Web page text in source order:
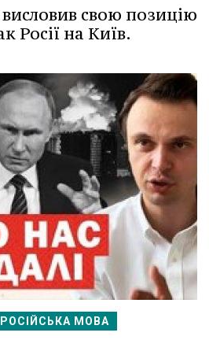
свою позицію
Росії на Київ.
РОСІЙСЬКА МОВА